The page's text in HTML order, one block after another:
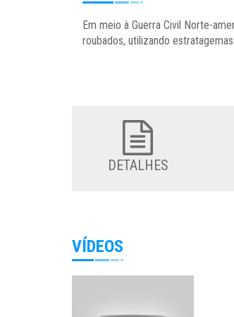
Em meio à Guerra Civil Norte-
roubados, utilizando
DETALHES
VÍDEOS